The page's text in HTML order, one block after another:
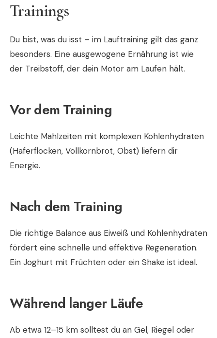
Trainings
Du bist, was du isst – im Lauftraining gilt das ganz
besonders. Eine ausgewogene Ernährung ist wie
der Treibstoff, der dein Motor am Laufen hält.
Vor dem Training
Leichte Mahlzeiten mit komplexen Kohlenhydraten
(Haferflocken, Vollkornbrot, Obst) liefern dir
Energie.
Nach dem Training
Die richtige Balance aus Eiweiß und Kohlenhydraten
fördert eine schnelle und effektive Regeneration.
Ein Joghurt mit Früchten oder ein Shake ist ideal.
Während langer Läufe
Ab etwa 12–15 km solltest du an Gel, Riegel oder